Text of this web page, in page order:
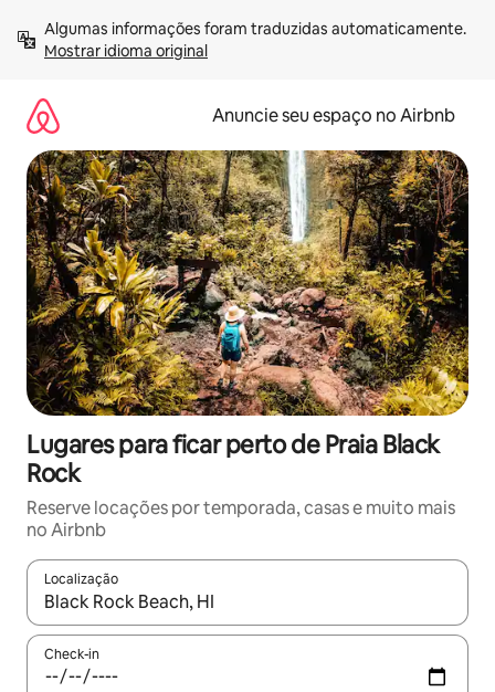
para
Mostrar idioma original
Anuncie seu espaço no Airbnb
Lugares para ficar perto de Praia Black
Rock
Reserve locações por temporada, casas e muito mais
no Airbnb
Localização
Quando os resultados estiverem disponíveis, explore-os
Check-in